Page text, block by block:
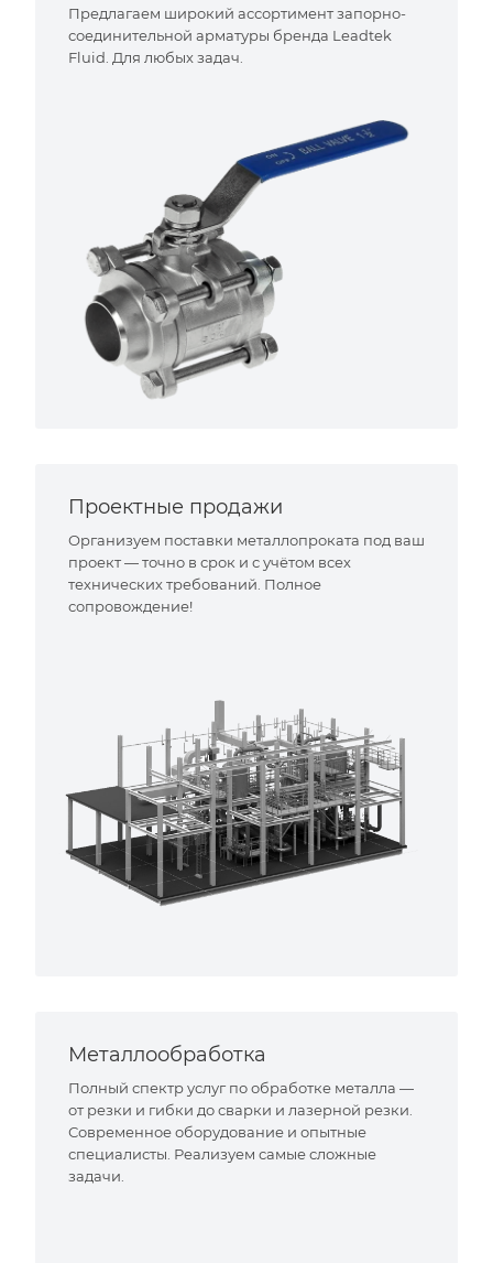
Предлагаем широкий ассортимент запорно-
соединительной арматуры бренда Leadtek
Fluid. Для любых задач.
Проектные продажи
Организуем поставки металлопроката под ваш
проект — точно в срок и с учётом всех
технических требований. Полное
сопровождение!
Металлообработка
Полный спектр услуг по обработке металла —
от резки и гибки до сварки и лазерной резки.
Современное оборудование и опытные
специалисты. Реализуем самые сложные
задачи.